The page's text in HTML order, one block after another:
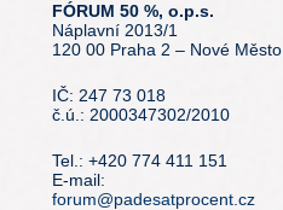
FÓRUM 50 %, o.p.s.
Náplavní 2013/1
120 00 Praha 2 – Nové Město
IČ: 247 73 018
č.ú.: 2000347302/2010
Tel.: +420 774 411 151
E-mail:
forum@padesatprocent.cz